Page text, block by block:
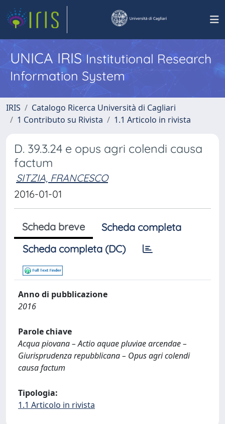
UNICA IRISInstitutional Research
Information System
IRIS
Catalogo Ricerca Università di Cagliari
1 Contributo su Rivista
1.1 Articolo in rivista
D. 39.3.24 e opus agri colendi causa
factum
SITZIA, FRANCESCO
2016-01-01
Scheda breve
Scheda completa
Scheda completa (DC)
Anno di pubblicazione
2016
Parole chiave
Acqua piovana – Actio aquae pluviae arcendae –
Giurisprudenza repubblicana – Opus agri colendi
causa factum
Tipologia:
1.1 Articolo in rivista